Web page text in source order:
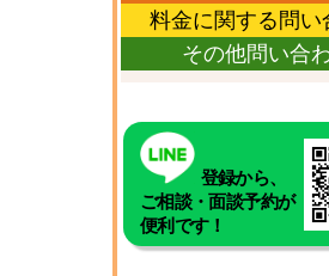
料金に関する問い
その他問い合
登録から、
ご相談・面談予約が
便利です！